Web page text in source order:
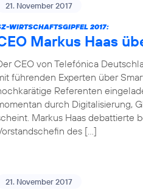
21. November 2017
WIRTSCHAFTSGIPFEL 2017:
Markus Haas
CEO von Telefónica
führenden Experten über
Referenten
durch Digitalisierung,
Markus Haas debattierte
des […]
21. November 2017